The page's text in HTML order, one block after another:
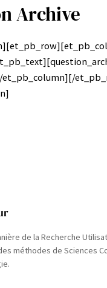
Archive
de la Recherche
méthodes de Sciences